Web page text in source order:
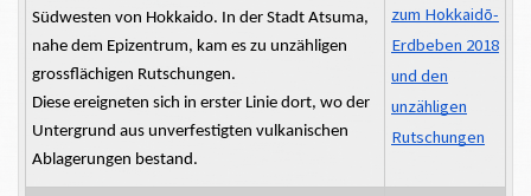
Südwesten von Hokkaido. In der Stadt Atsuma,
nahe dem Epizentrum, kam es zu unzähligen
grossflächigen Rutschungen.
Diese ereigneten sich in erster Linie dort, wo der
Untergrund aus unverfestigten vulkanischen
Ablagerungen bestand.
zum Hokkaidō-
Erdbeben 2018
und den
unzähligen
Rutschungen